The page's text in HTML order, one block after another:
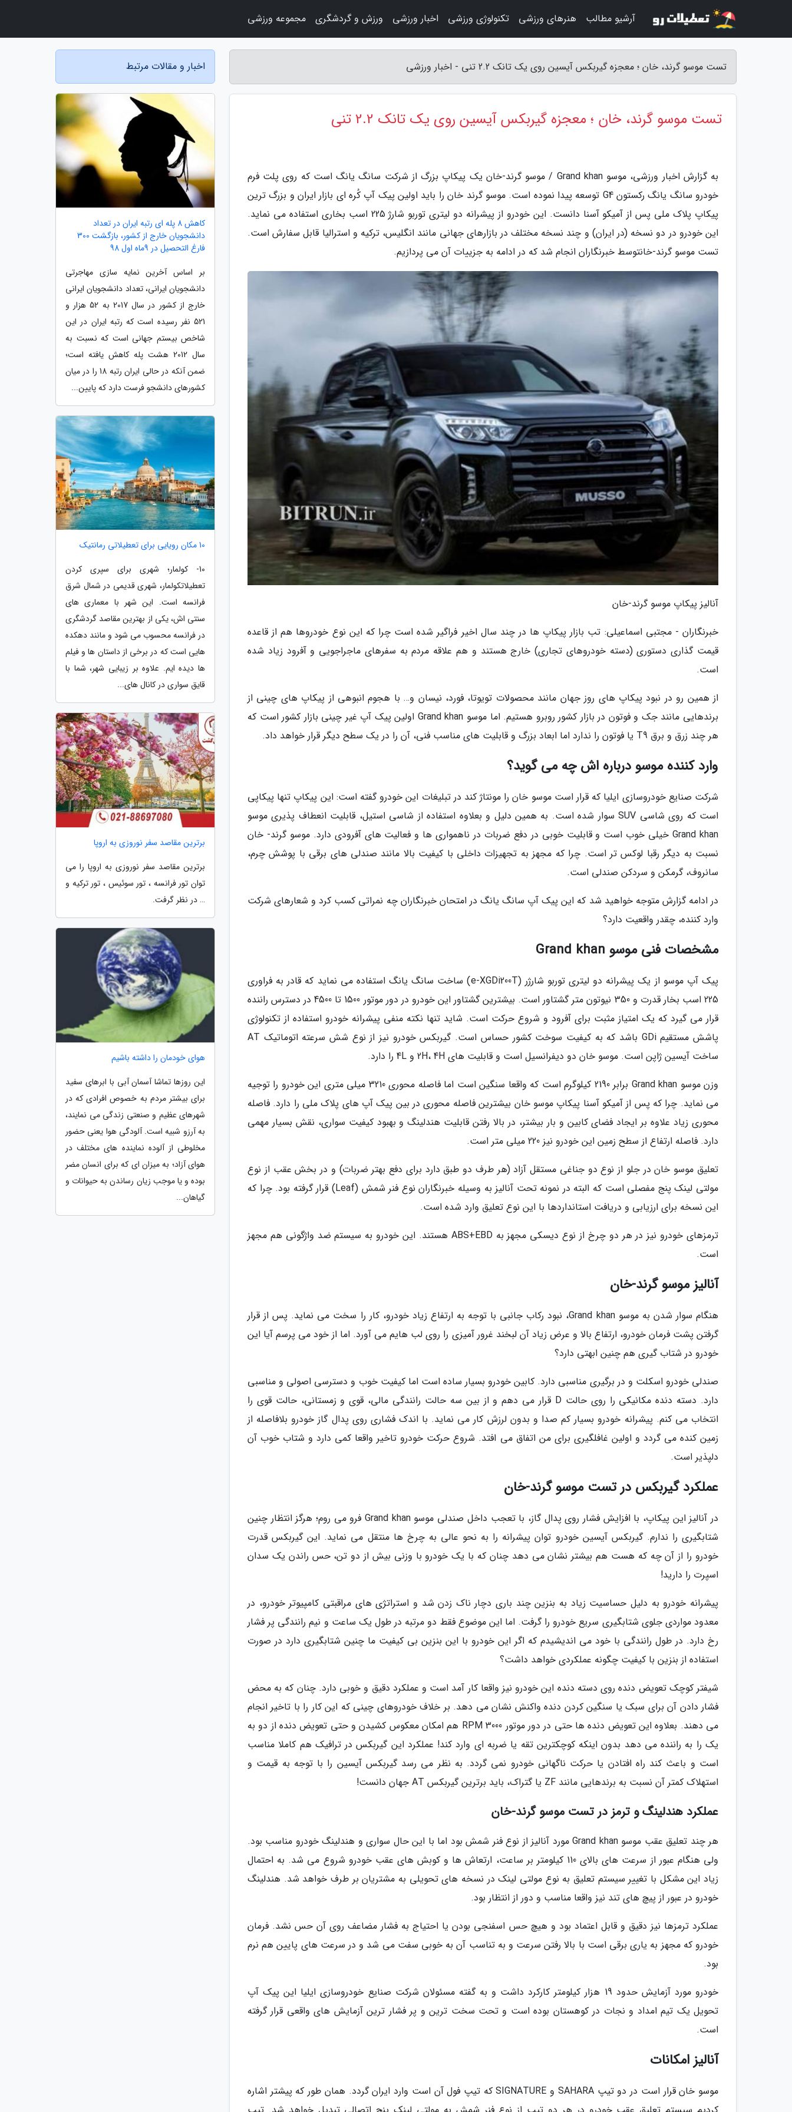
تست موسو گرند، خان ؛ معجزه گیربکس آیسین روی یک تانک 2.2 تنی - اخبار ورزشی
تست موسو گرند، خان ؛ معجزه گیربکس آیسین روی یک تانک 2.2 تنی
به گزارش اخبار ورزشی، موسو Grand khan / موسو گرند-خان یک پیکاپ بزرگ از شرکت سانگ یانگ است که روی پلت فرم
خودرو سانگ یانگ رکستون G4 توسعه پیدا نموده است. موسو گرند خان را باید اولین پیک آپ کُره ای بازار ایران و بزرگ ترین
پیکاپ پلاک ملی پس از آمیکو آسنا دانست. این خودرو از پیشرانه دو لیتری توربو شارژ 225 اسب بخاری استفاده می نماید.
این خودرو در دو نسخه (در ایران) و چند نسخه مختلف در بازارهای جهانی مانند انگلیس، ترکیه و استرالیا قابل سفارش است.
تست موسو گرند-خانتوسط خبرنگاران انجام شد که در ادامه به جزییات آن می پردازیم.
آنالیز پیکاپ موسو گرند-خان
خبرنگاران - مجتبی اسماعیلی: تب بازار پیکاپ ها در چند سال اخیر فراگیر شده است چرا که این نوع خودروها هم از قاعده
قیمت گذاری دستوری (دسته خودروهای تجاری) خارج هستند و هم علاقه مردم به سفرهای ماجراجویی و آفرود زیاد شده
است.
از همین رو در نبود پیکاپ های روز جهان مانند محصولات تویوتا، فورد، نیسان و… با هجوم انبوهی از پیکاپ های چینی از
برندهایی مانند جک و فوتون در بازار کشور روبرو هستیم. اما موسو Grand khan اولین پیک آپ غیر چینی بازار کشور است که
هر چند زرق و برق T9 یا فوتون را ندارد اما ابعاد بزرگ و قابلیت های مناسب فنی، آن را در یک سطح دیگر قرار خواهد داد.
وارد کننده موسو درباره اش چه می گوید؟
شرکت صنایع خودروسازی ایلیا که قرار است موسو خان را مونتاژ کند در تبلیغات این خودرو گفته است: این پیکاپ تنها پیکاپی
است که روی شاسی SUV سوار شده است. به همین دلیل و بعلاوه استفاده از شاسی استیل، قابلیت انعطاف پذیری موسو
Grand khan خیلی خوب است و قابلیت خوبی در دفع ضربات در ناهمواری ها و فعالیت های آفرودی دارد. موسو گرند- خان
نسبت به دیگر رقبا لوکس تر است. چرا که مجهز به تجهیزات داخلی با کیفیت بالا مانند صندلی های برقی با پوشش چرم،
سانروف، گرمکن و سردکن صندلی است.
در ادامه گزارش متوجه خواهید شد که این پیک آپ سانگ یانگ در امتحان خبرنگاران چه نمراتی کسب کرد و شعارهای شرکت
وارد کننده، چقدر واقعیت دارد؟
مشخصات فنی موسو Grand khan
پیک آپ موسو از یک پیشرانه دو لیتری توربو شارژر (e-XGDi200T) ساخت سانگ یانگ استفاده می نماید که قادر به فراوری
225 اسب بخار قدرت و 350 نیوتون متر گشتاور است. بیشترین گشتاور این خودرو در دور موتور 1500 تا 4500 در دسترس راننده
قرار می گیرد که یک امتیاز مثبت برای آفرود و شروع حرکت است. شاید تنها نکته منفی پیشرانه خودرو استفاده از تکنولوژی
پاشش مستقیم GDi باشد که به کیفیت سوخت کشور حساس است. گیربکس خودرو نیز از نوع شش سرعته اتوماتیک AT
ساخت آیسین ژاپن است. موسو خان دو دیفرانسیل است و قابلیت های 2H، 4H و 4L را دارد.
وزن موسو Grand khan برابر 2190 کیلوگرم است که واقعا سنگین است اما فاصله محوری 3210 میلی متری این خودرو را توجیه
می نماید. چرا که پس از آمیکو آسنا پیکاپ موسو خان بیشترین فاصله محوری در بین پیک آپ های پلاک ملی را دارد. فاصله
محوری زیاد علاوه بر ایجاد فضای کابین و بار بیشتر، در بالا رفتن قابلیت هندلینگ و بهبود کیفیت سواری، نقش بسیار مهمی
دارد. فاصله ارتفاع از سطح زمین این خودرو نیز 220 میلی متر است.
تعلیق موسو خان در جلو از نوع دو جناغی مستقل آزاد (هر طرف دو طبق دارد برای دفع بهتر ضربات) و در بخش عقب از نوع
مولتی لینک پنج مفصلی است که البته در نمونه تحت آنالیز به وسیله خبرنگاران نوع فنر شمش (Leaf) قرار گرفته بود. چرا که
این نسخه برای ارزیابی و دریافت استانداردها با این نوع تعلیق وارد شده است.
ترمزهای خودرو نیز در هر دو چرخ از نوع دیسکی مجهز به ABS+EBD هستند. این خودرو به سیستم ضد واژگونی هم مجهز
است.
آنالیز موسو گرند-خان
هنگام سوار شدن به موسو Grand khan، نبود رکاب جانبی با توجه به ارتفاع زیاد خودرو، کار را سخت می نماید. پس از قرار
گرفتن پشت فرمان خودرو، ارتفاع بالا و عرض زیاد آن لبخند غرور آمیزی را روی لب هایم می آورد. اما از خود می پرسم آیا این
خودرو در شتاب گیری هم چنین ابهتی دارد؟
صندلی خودرو اسکلت و در برگیری مناسبی دارد. کابین خودرو بسیار ساده است اما کیفیت خوب و دسترسی اصولی و مناسبی
دارد. دسته دنده مکانیکی را روی حالت D قرار می دهم و از بین سه حالت رانندگی مالی، قوی و زمستانی، حالت قوی را
انتخاب می کنم. پیشرانه خودرو بسیار کم صدا و بدون لرزش کار می نماید. با اندک فشاری روی پدال گاز خودرو بلافاصله از
زمین کنده می گردد و اولین غافلگیری برای من اتفاق می افتد. شروع حرکت خودرو تاخیر واقعا کمی دارد و شتاب خوب آن
دلپذیر است.
عملکرد گیربکس در تست موسو گرند-خان
در آنالیز این پیکاپ، با افزایش فشار روی پدال گاز، با تعجب داخل صندلی موسو Grand khan فرو می روم؛ هرگز انتظار چنین
شتابگیری را ندارم. گیربکس آیسین خودرو توان پیشرانه را به نحو عالی به چرخ ها منتقل می نماید. این گیربکس قدرت
خودرو را از آن چه که هست هم بیشتر نشان می دهد چنان که با یک خودرو با وزنی بیش از دو تن، حس راندن یک سدان
اسپرت را دارید!
پیشرانه خودرو به دلیل حساسیت زیاد به بنزین چند باری دچار ناک زدن شد و استراتژی های مراقبتی کامپیوتر خودرو، در
معدود مواردی جلوی شتابگیری سریع خودرو را گرفت. اما این موضوع فقط دو مرتبه در طول یک ساعت و نیم رانندگی پر فشار
رخ دارد. در طول رانندگی با خود می اندیشیدم که اگر این خودرو با این بنزین بی کیفیت ما چنین شتابگیری دارد در صورت
استفاده از بنزین با کیفیت چگونه عملکردی خواهد داشت؟
شیفتر کوچک تعویض دنده روی دسته دنده این خودرو نیز واقعا کار آمد است و عملکرد دقیق و خوبی دارد. چنان که به محض
فشار دادن آن برای سبک یا سنگین کردن دنده واکنش نشان می دهد. بر خلاف خودروهای چینی که این کار را با تاخیر انجام
می دهند. بعلاوه این تعویض دنده ها حتی در دور موتور 3000 RPM هم امکان معکوس کشیدن و حتی تعویض دنده از دو به
یک را به راننده می دهد بدون اینکه کوچکترین تقه یا ضربه ای وارد کند! عملکرد این گیربکس در ترافیک هم کاملا مناسب
است و باعث کند راه افتادن یا حرکت ناگهانی خودرو نمی گردد. به نظر می رسد گیربکس آیسین را با توجه به قیمت و
استهلاک کمتر آن نسبت به برندهایی مانند ZF یا گتراک، باید برترین گیربکس AT جهان دانست!
عملکرد هندلینگ و ترمز در تست موسو گرند-خان
هر چند تعلیق عقب موسو Grand khan مورد آنالیز از نوع فنر شمش بود اما با این حال سواری و هندلینگ خودرو مناسب بود.
ولی هنگام عبور از سرعت های بالای 110 کیلومتر بر ساعت، ارتعاش ها و کوبش های عقب خودرو شروع می شد. به احتمال
زیاد این مشکل با تغییر سیستم تعلیق به نوع مولتی لینک در نسخه های تحویلی به مشتریان بر طرف خواهد شد. هندلینگ
خودرو در عبور از پیچ های تند نیز واقعا مناسب و دور از انتظار بود.
عملکرد ترمزها نیز دقیق و قابل اعتماد بود و هیچ حس اسفنجی بودن یا احتیاج به فشار مضاعف روی آن حس نشد. فرمان
خودرو که مجهز به یاری برقی است با بالا رفتن سرعت و به تناسب آن به خوبی سفت می شد و در سرعت های پایین هم نرم
بود.
خودرو مورد آزمایش حدود 19 هزار کیلومتر کارکرد داشت و به گفته مسئولان شرکت صنایع خودروسازی ایلیا این پیک آپ
تحویل یک تیم امداد و نجات در کوهستان بوده است و تحت سخت ترین و پر فشار ترین آزمایش های واقعی قرار گرفته
است.
آنالیز امکانات
موسو خان قرار است در دو تیپ SAHARA و SIGNATURE که تیپ فول آن است وارد ایران گردد. همان طور که پیشتر اشاره
اخبار و مقالات مرتبط
کاهش 8 پله ای رتبه ایران در تعداد
دانشجویان خارج از کشور، بازگشت 300
فارغ التحصیل در 9ماه اول 98
بر اساس آخرین نمایه سازی مهاجرتی
دانشجویان ایرانی، تعداد دانشجویان ایرانی
خارج از کشور در سال 2017 به 52 هزار و
521 نفر رسیده است که رتبه ایران در این
شاخص بیستم جهانی است که نسبت به
سال 2012 هشت پله کاهش یافته است؛
ضمن آنکه در حالی ایران رتبه 18 را در میان
کشورهای دانشجو فرست دارد که پایین...
10 مکان رویایی برای تعطیلاتی رمانتیک
10- کولمار؛ شهری برای سپری کردن
تعطیلاتکولمار، شهری قدیمی در شمال شرق
فرانسه است. این شهر با معماری های
سنتی اش، یکی از بهترین مقاصد گردشگری
در فرانسه محسوب می شود و مانند دهکده
هایی است که در برخی از داستان ها و فیلم
ها دیده ایم. علاوه بر زیبایی شهر، شما با
قایق سواری در کانال های...
برترین مقاصد سفر نوروزی به اروپا
برترین مقاصد سفر نوروزی به اروپا را می
توان تور فرانسه ، تور سوئیس ، تور ترکیه و
… در نظر گرفت.
هوای خودمان را داشته باشیم
این روزها تماشا آسمان آبی با ابرهای سفید
برای بیشتر مردم به خصوص افرادی که در
شهرهای عظیم و صنعتی زندگی می نمایند،
به آرزو شبیه است. آلودگی هوا یعنی حضور
مخلوطی از آلوده نماینده های مختلف در
هوای آزاد؛ به میزان ای که برای انسان مضر
بوده و یا موجب زیان رساندن به حیوانات و
گیاهان...
آرشیو مطالب هنرهای ورزشی تکنولوژی ورزشی اخبار ورزشی ورزش و گردشگری مجموعه ورزشی